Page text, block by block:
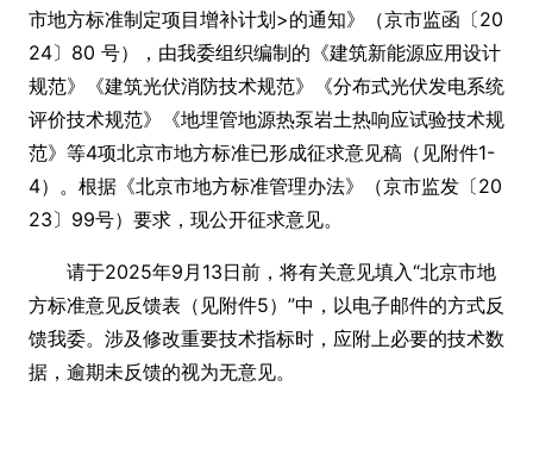
市地方标准制定项目增补计划>的通知》（京市监函〔20
24〕80 号），由我委组织编制的《建筑新能源应用设计
规范》《建筑光伏消防技术规范》《分布式光伏发电系统
评价技术规范》《地埋管地源热泵岩土热响应试验技术规
范》等4项北京市地方标准已形成征求意见稿（见附件1-
4）。根据《北京市地方标准管理办法》（京市监发〔20
23〕99号）要求，现公开征求意见。
请于2025年9月13日前，将有关意见填入“北京市地
方标准意见反馈表（见附件5）”中，以电子邮件的方式反
馈我委。涉及修改重要技术指标时，应附上必要的技术数
据，逾期未反馈的视为无意见。